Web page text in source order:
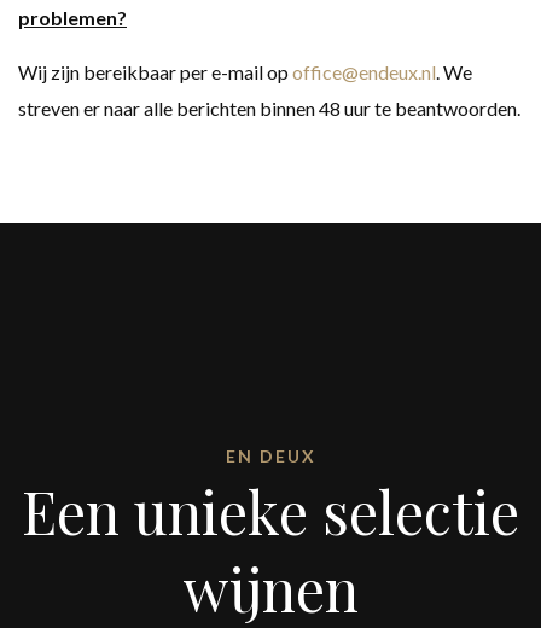
problemen?
Wij zijn bereikbaar per e-mail op office@endeux.nl. We
streven er naar alle berichten binnen 48 uur te beantwoorden.
EN DEUX
Een unieke selectie
wijnen